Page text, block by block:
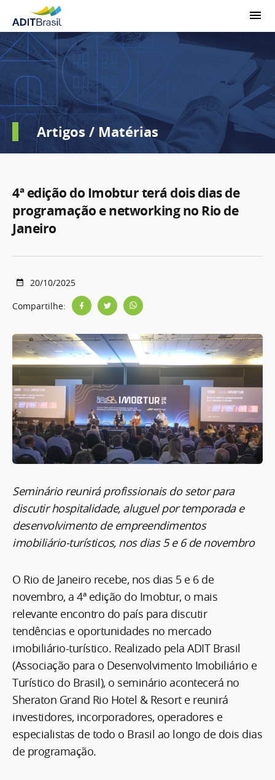
Artigos / Matérias
4ª edição do Imobtur terá dois dias de
programação e networking no Rio de
Janeiro
20/10/2025
Compartilhe:
Seminário reunirá profissionais do setor para
discutir hospitalidade, aluguel por temporada e
desenvolvimento de empreendimentos
imobiliário-turísticos, nos dias 5 e 6 de novembro
O Rio de Janeiro recebe, nos dias 5 e 6 de
novembro, a 4ª edição do Imobtur, o mais
relevante encontro do país para discutir
tendências e oportunidades no mercado
imobiliário-turístico. Realizado pela ADIT Brasil
(Associação para o Desenvolvimento Imobiliário e
Turístico do Brasil), o seminário acontecerá no
Sheraton Grand Rio Hotel & Resort e reunirá
investidores, incorporadores, operadores e
especialistas de todo o Brasil ao longo de dois dias
de programação.